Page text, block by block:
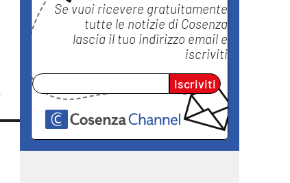
Se vuoi ricevere gratuitamente
tutte le notizie di Cosenza
lascia il tuo indirizzo email e
iscriviti
Iscriviti
lacplay.it
lactv.it
lacitymag.it
lacapitalenews.it